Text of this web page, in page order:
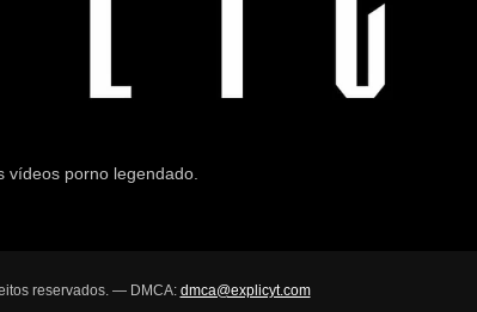
vídeos porno legendado.
reservados. — DMCA: dmca@explicyt.com